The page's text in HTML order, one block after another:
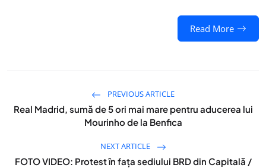
Read More
PREVIOUS ARTICLE
Real Madrid, sumă de 5 ori mai mare pentru aducerea lui
Mourinho de la Benfica
NEXT ARTICLE
FOTO VIDEO: Protest în fața sediului BRD din Capitală /